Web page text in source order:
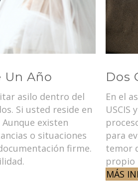
Un Año
asilo dentro del
Si usted reside en
existen
o situaciones
firme.
Dos
En el
USCIS
para
temor
propio
MÁS